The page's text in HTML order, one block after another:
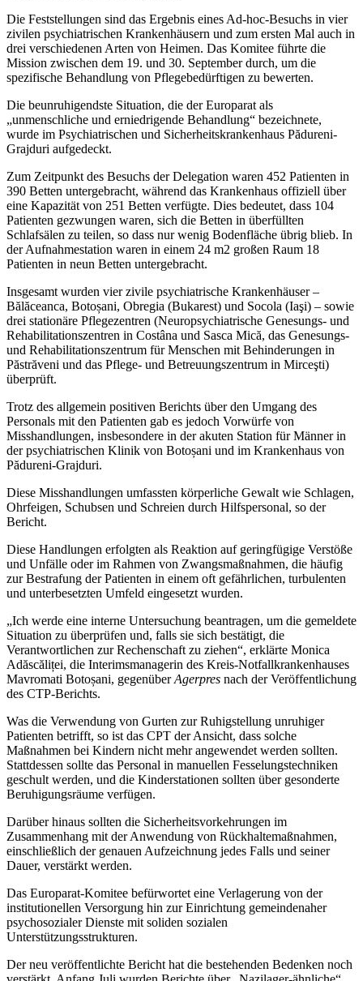
Die Feststellungen sind das Ergebnis eines Ad-hoc-Besuchs in vier
zivilen psychiatrischen Krankenhäusern und zum ersten Mal auch in
drei verschiedenen Arten von Heimen. Das Komitee führte die
Mission zwischen dem 19. und 30. September durch, um die
spezifische Behandlung von Pflegebedürftigen zu bewerten.
Die beunruhigendste Situation, die der Europarat als
„unmenschliche und erniedrigende Behandlung“ bezeichnete,
wurde im Psychiatrischen und Sicherheitskrankenhaus Pădureni-
Grajduri aufgedeckt.
Zum Zeitpunkt des Besuchs der Delegation waren 452 Patienten in
390 Betten untergebracht, während das Krankenhaus offiziell über
eine Kapazität von 251 Betten verfügte. Dies bedeutet, dass 104
Patienten gezwungen waren, sich die Betten in überfüllten
Schlafsälen zu teilen, so dass nur wenig Bodenfläche übrig blieb. In
der Aufnahmestation waren in einem 24 m2 großen Raum 18
Patienten in neun Betten untergebracht.
Insgesamt wurden vier zivile psychiatrische Krankenhäuser –
Bălăceanca, Botoșani, Obregia (Bukarest) und Socola (Iaşi) – sowie
drei stationäre Pflegezentren (Neuropsychiatrische Genesungs- und
Rehabilitationszentren in Costâna und Sasca Mică, das Genesungs-
und Rehabilitationszentrum für Menschen mit Behinderungen in
Păstrăveni und das Pflege- und Betreuungszentrum in Mirceşti)
überprüft.
Trotz des allgemein positiven Berichts über den Umgang des
Personals mit den Patienten gab es jedoch Vorwürfe von
Misshandlungen, insbesondere in der akuten Station für Männer in
der psychiatrischen Klinik von Botoșani und im Krankenhaus von
Pădureni-Grajduri.
Diese Misshandlungen umfassten körperliche Gewalt wie Schlagen,
Ohrfeigen, Schubsen und Schreien durch Hilfspersonal, so der
Bericht.
Diese Handlungen erfolgten als Reaktion auf geringfügige Verstöße
und Unfälle oder im Rahmen von Zwangsmaßnahmen, die häufig
zur Bestrafung der Patienten in einem oft gefährlichen, turbulenten
und unterbesetzten Umfeld eingesetzt wurden.
„Ich werde eine interne Untersuchung beantragen, um die gemeldete
Situation zu überprüfen und, falls sie sich bestätigt, die
Verantwortlichen zur Rechenschaft zu ziehen“, erklärte Monica
Adăscăliței, die Interimsmanagerin des Kreis-Notfallkrankenhauses
Mavromati Botoșani, gegenüberAgerpres nach der Veröffentlichung
des CTP-Berichts.
Was die Verwendung von Gurten zur Ruhigstellung unruhiger
Patienten betrifft, so ist das CPT der Ansicht, dass solche
Maßnahmen bei Kindern nicht mehr angewendet werden sollten.
Stattdessen sollte das Personal in manuellen Fesselungstechniken
geschult werden, und die Kinderstationen sollten über gesonderte
Beruhigungsräume verfügen.
Darüber hinaus sollten die Sicherheitsvorkehrungen im
Zusammenhang mit der Anwendung von Rückhaltemaßnahmen,
einschließlich der genauen Aufzeichnung jedes Falls und seiner
Dauer, verstärkt werden.
Das Europarat-Komitee befürwortet eine Verlagerung von der
institutionellen Versorgung hin zur Einrichtung gemeindenaher
psychosozialer Dienste mit soliden sozialen
Unterstützungsstrukturen.
Der neu veröffentlichte Bericht hat die bestehenden Bedenken noch